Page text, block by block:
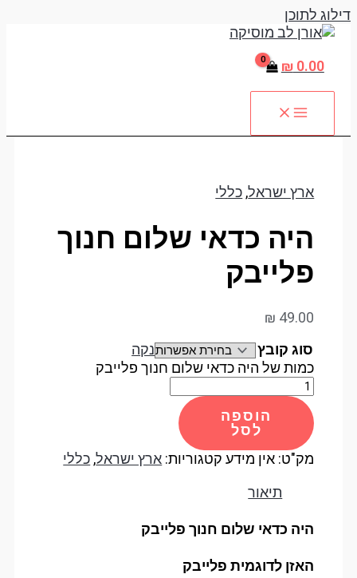
דילוג לתוכן
₪0.00
ארץ ישראל, כללי
היה כדאי שלום חנוך
פלייבק
₪ 49.00
סוג קובץ
נקה
כמות של היה כדאי שלום חנוך פלייבק
הוספה
לסל
מק"ט: אין מידע קטגוריות: ארץ ישראל, כללי
תיאור
היה כדאי שלום חנוך פלייבק
האזן לדוגמית פלייבק